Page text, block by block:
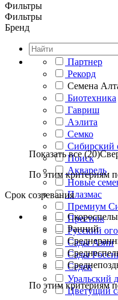
Фильтры
Фильтры
Бренд
Партнер
Рекорд
Семена
Биотехника
Гавриш
Аэлита
Семко
Сибирский
Поиск
Акварель
Новые
Плазмас
Премиум
Престиж
Русский
Сады Азии
Сады
Седек
Уральский
Цветущий
Показать все (20)
По этим критериям
Срок созревания
Ранний
По этим критериям